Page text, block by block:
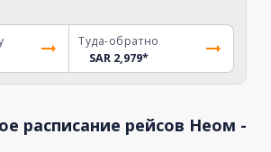
Туда-обратно
SAR 2,979*
расписание рейсов Неом -